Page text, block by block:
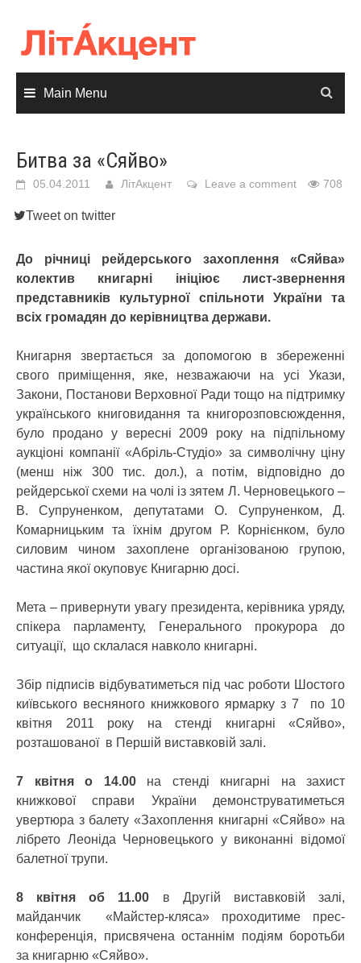
content
Main Menu
Битва за «Сяйво»
05.04.2011 ЛітАкцент Leave a comment 708
Tweet on twitter
До річниці рейдерського захоплення «Сяйва»
колектив книгарні ініціює лист-звернення
представників культурної спільноти України та
всіх громадян до керівництва держави.
Книгарня звертається за допомогою в збереженні
свого приміщення, яке, незважаючи на усі Укази,
Закони, Постанови Верховної Ради тощо на підтримку
українського книговидання та книгорозповсюждення,
було продано у вересні 2009 року на підпільному
аукціоні компанії «Абріль-Студіо» за символічну ціну
(менш ніж 300 тис. дол.), а потім, відповідно до
рейдерської схеми на чолі із зятем Л. Черновецького –
В. Супруненком, депутатами О. Супруненком, Д.
Комарницьким та їхнім другом Р. Корнієнком, було
силовим чином захоплене організованою групою,
частина якої окуповує Книгарню досі.
Мета – привернути увагу президента, керівника уряду,
спікера парламенту, Генерального прокурора до
ситуації, що склалася навколо книгарні.
Збір підписів відбуватиметься під час роботи Шостого
київського весняного книжкового ярмарку з 7 по 10
квітня 2011 року на стенді книгарні «Сяйво»,
розташованої в Першій виставковій залі.
7 квітня о 14.00на стенді книгарні на захист
книжкової справи України демонструватиметься
увертюра з балету «Захоплення книгарні «Сяйво» на
лібрето Леоніда Черновецького у виконанні відомої
балетної трупи.
8 квітня об 11.00 в Другій виставковій залі,
майданчик «Майстер-кляса» проходитиме прес-
конференція, присвячена останнім подіям боротьби
за книгарню «Сяйво».